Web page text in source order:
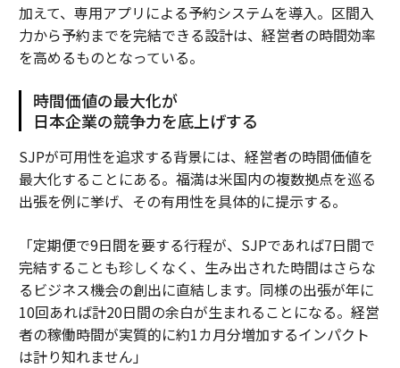
加えて、専用アプリによる予約システムを導入。区間入
力から予約までを完結できる設計は、経営者の時間効率
を高めるものとなっている。
時間価値の最大化が
日本企業の競争力を底上げする
SJPが可用性を追求する背景には、経営者の時間価値を
最大化することにある。福満は米国内の複数拠点を巡る
出張を例に挙げ、その有用性を具体的に提示する。
「定期便で9日間を要する行程が、SJPであれば7日間で
完結することも珍しくなく、生み出された時間はさらな
るビジネス機会の創出に直結します。同様の出張が年に
10回あれば計20日間の余白が生まれることになる。経営
者の稼働時間が実質的に約1カ月分増加するインパクト
は計り知れません」